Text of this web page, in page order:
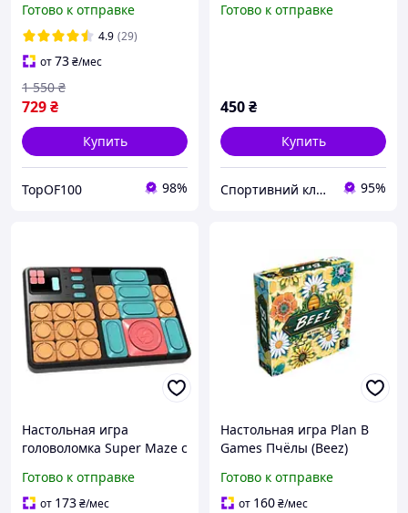
на УКРАИНСКОМ
Готово к отправке
4.9 (29)
от73₴/мес
729₴
1 550 ₴
Купить
TopOF100 98%
украинском
Готово к отправке
450₴
Купить
Спортивний клуб VELIKAN 95%
Настольная игра
головоломка Super Maze с
игра для развития
мышления черный
Готово к отправке
от 173₴/мес
Настольная игра Plan B
Games Пчёлы (Beez)
украинском!
(NMG60080EN)
Готово к отправке
от 160₴/мес